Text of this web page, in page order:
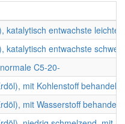
katalytisch entwachste
katalytisch entwachste
C5-20-
mit Kohlenstoff behandelt;
mit Wasserstoff